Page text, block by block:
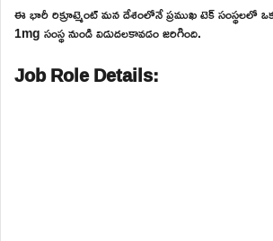
ఈ భారీ రిక్రూట్మెంట్ మన దేశంలోనే ప్రముఖ టెక్ సంస్థలలో
1mg సంస్థ నుండి విడుదలకావడం జరిగింది.
Job Role Details: